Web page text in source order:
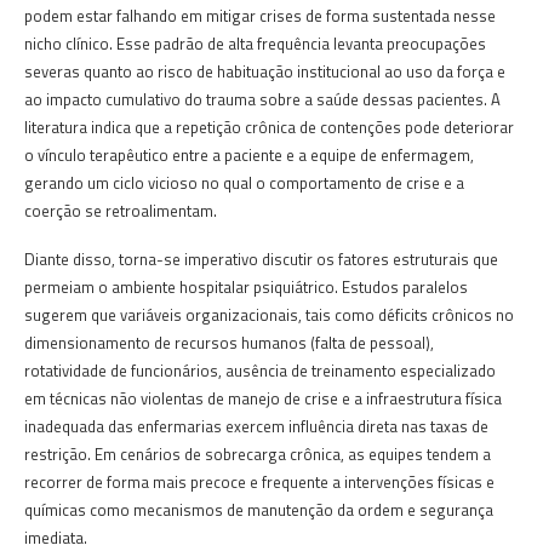
podem estar falhando em mitigar crises de forma sustentada nesse
nicho clínico. Esse padrão de alta frequência levanta preocupações
severas quanto ao risco de habituação institucional ao uso da força e
ao impacto cumulativo do trauma sobre a saúde dessas pacientes. A
literatura indica que a repetição crônica de contenções pode deteriorar
o vínculo terapêutico entre a paciente e a equipe de enfermagem,
gerando um ciclo vicioso no qual o comportamento de crise e a
coerção se retroalimentam.
Diante disso, torna-se imperativo discutir os fatores estruturais que
permeiam o ambiente hospitalar psiquiátrico. Estudos paralelos
sugerem que variáveis organizacionais, tais como déficits crônicos no
dimensionamento de recursos humanos (falta de pessoal),
rotatividade de funcionários, ausência de treinamento especializado
em técnicas não violentas de manejo de crise e a infraestrutura física
inadequada das enfermarias exercem influência direta nas taxas de
restrição. Em cenários de sobrecarga crônica, as equipes tendem a
recorrer de forma mais precoce e frequente a intervenções físicas e
químicas como mecanismos de manutenção da ordem e segurança
imediata.